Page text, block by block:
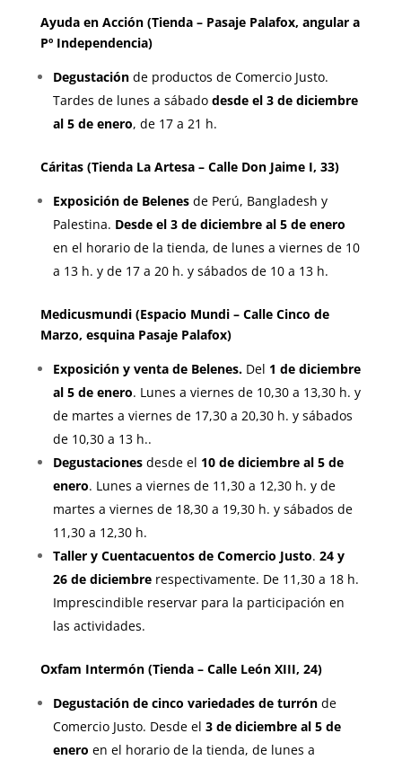
Ayuda en Acción (Tienda – Pasaje Palafox, angular a
Pº Independencia)
Degustaciónde productos de Comercio Justo.
Tardes de lunes a sábadodesde el 3 de diciembre
al 5 de enero, de 17 a 21 h.
Cáritas (Tienda La Artesa – Calle Don Jaime I, 33)
Exposición de Belenesde Perú, Bangladesh y
Palestina. Desde el 3 de diciembre al 5 de enero
en el horario de la tienda, de lunes a viernes de 10
a 13 h. y de 17 a 20 h. y sábados de 10 a 13 h.
Medicusmundi (Espacio Mundi – Calle Cinco de
Marzo, esquina Pasaje Palafox)
Exposición y venta de Belenes. Del 1 de diciembre
al 5 de enero. Lunes a viernes de 10,30 a 13,30 h. y
de martes a viernes de 17,30 a 20,30 h. y sábados
de 10,30 a 13 h..
Degustacionesdesde el 10 de diciembre al 5 de
enero. Lunes a viernes de 11,30 a 12,30 h. y de
martes a viernes de 18,30 a 19,30 h. y sábados de
11,30 a 12,30 h.
Taller y Cuentacuentos de Comercio Justo. 24 y
26 de diciembrerespectivamente. De 11,30 a 18 h.
Imprescindible reservar para la participación en
las actividades.
Oxfam Intermón (Tienda – Calle León XIII, 24)
Degustación de cinco variedades de turrónde
Comercio Justo. Desde el 3 de diciembre al 5 de
enero en el horario de la tienda, de lunes a